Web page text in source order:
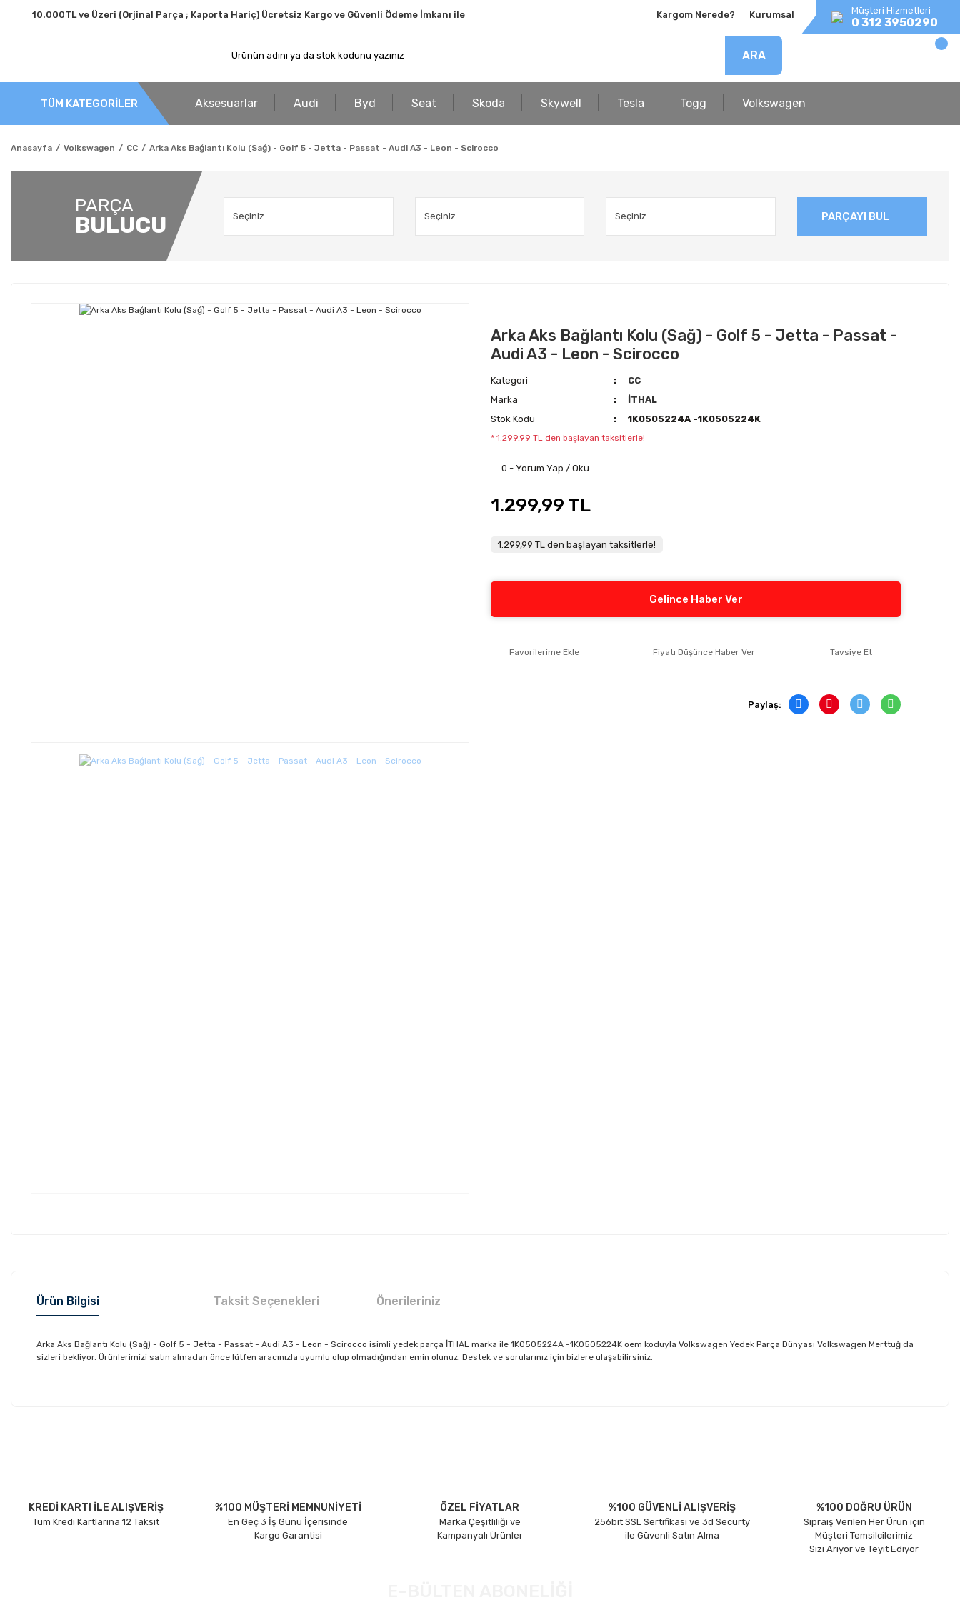
10.000TL ve Üzeri (Orjinal Parça ; Kaporta Hariç) Ücretsiz Kargo ve Güvenli Ödeme İmkanı ile Kargom Nerede? Kurumsal Müşteri Hizmetleri
0 312 3950290
ARA
TÜM KATEGORİLER Aksesuarlar Audi Byd Seat Skoda Skywell Tesla Togg Volkswagen
Anasayfa Volkswagen CC Arka Aks Bağlantı Kolu (Sağ) - Golf 5 - Jetta - Passat - Audi A3 - Leon - Scirocco
PARÇA
BULUCU PARÇAYI BUL
Arka Aks Bağlantı Kolu (Sağ) - Golf 5 - Jetta - Passat -
Audi A3 - Leon - Scirocco
Kategori
CC
Marka
İTHAL
Stok Kodu
1K0505224A -1K0505224K
* 1.299,99 TL den başlayan taksitlerle!
0 - Yorum Yap / Oku
1.299,99 TL
1.299,99 TL den başlayan taksitlerle!
Gelince Haber Ver
Fiyatı Düşünce Haber Ver Tavsiye Et
Paylaş:
Ürün Bilgisi Taksit Seçenekleri Önerileriniz
Arka Aks Bağlantı Kolu (Sağ) - Golf 5 - Jetta - Passat - Audi A3 - Leon - Scirocco isimli yedek parça İTHAL marka ile 1K0505224A -1K0505224K oem koduyla Volkswagen Yedek Parça Dünyası Volkswagen Merttuğ da
sizleri bekliyor. Ürünlerimizi satın almadan önce lütfen aracınızla uyumlu olup olmadığından emin olunuz. Destek ve sorularınız için bizlere ulaşabilirsiniz.
Ürün bilgilerinde hatalar bulunuyor.
Ürün fiyatı diğer sitelerden daha pahalı.
KREDİ KARTI İLE ALIŞVERİŞ
Tüm Kredi Kartlarına 12 Taksit
%100 MÜŞTERİ MEMNUNİYETİ
En Geç 3 İş Günü İçerisinde
Kargo Garantisi
ÖZEL FİYATLAR
Marka Çeşitliliği ve
Kampanyalı Ürünler
%100 GÜVENLİ ALIŞVERİŞ
256bit SSL Sertifikası ve 3d Securty
ile Güvenli Satın Alma
%100 DOĞRU ÜRÜN
Sipraiş Verilen Her Ürün için
Müşteri Temsilcilerimiz
Sizi Arıyor ve Teyit Ediyor